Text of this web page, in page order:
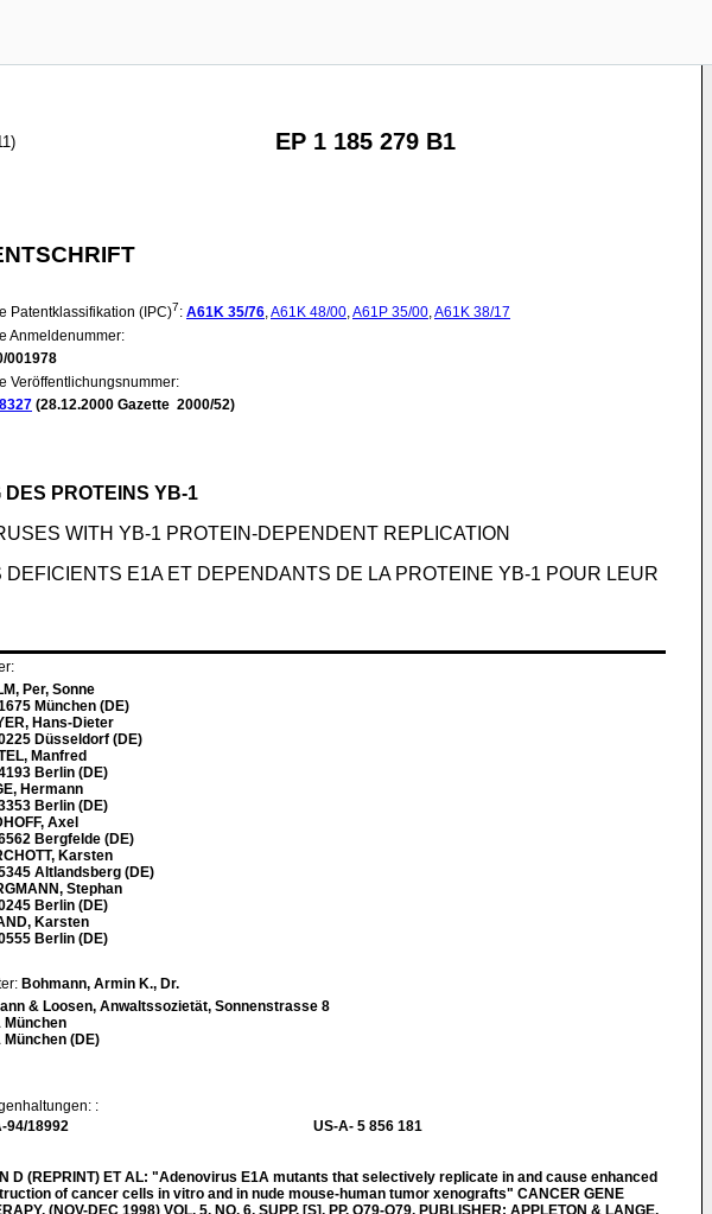
EP 1 185 279 B1
Patentklassifikation (IPC)7: A61K 35/76,A61K 48/00,A61P 35/00,A61K 38/17
Anmeldenummer:
001978
Veröffentlichungsnummer:
(28.12.2000 Gazette 2000/52)
PROTEINS YB-1
WITH YB-1 PROTEIN-DEPENDENT REPLICATION
E1A ET DEPENDANTS DE LA PROTEINE YB-1 POUR LEUR
Per, Sonne
München (DE)
Hans-Dieter
Düsseldorf (DE)
Manfred
Berlin (DE)
Hermann
Berlin (DE)
Axel
Bergfelde (DE)
Karsten
Altlandsberg (DE)
Stephan
Berlin (DE)
Karsten
Berlin (DE)
Bohmann, Armin K., Dr.
& Loosen, Anwaltssozietät, Sonnenstrasse 8
München
München (DE)
:
94/18992
US-A- 5 856 181
D (REPRINT) ET AL: "Adenovirus E1A mutants that selectively replicate in and cause enhanced
of cancer cells in vitro and in nude mouse-human tumor xenografts" CANCER GENE
(NOV-DEC 1998) VOL. 5, NO. 6, SUPP. [S], PP. O79-O79. PUBLISHER: APPLETON & LANGE,